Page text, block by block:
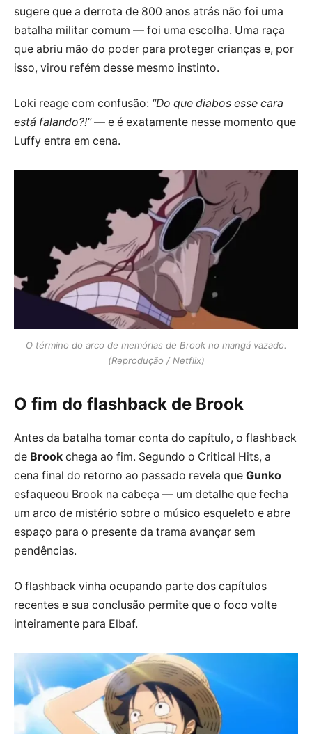
sugere que a derrota de 800 anos atrás não foi uma
batalha militar comum — foi uma escolha. Uma raça
que abriu mão do poder para proteger crianças e, por
isso, virou refém desse mesmo instinto.
Loki reage com confusão: “Do que diabos esse cara
está falando?!”— e é exatamente nesse momento que
Luffy entra em cena.
O término do arco de memórias de Brook no mangá vazado.
(Reprodução / Netflix)
O fim do flashback de Brook
Antes da batalha tomar conta do capítulo, o flashback
de Brook chega ao fim. Segundo o Critical Hits, a
cena final do retorno ao passado revela que Gunko
esfaqueou Brook na cabeça — um detalhe que fecha
um arco de mistério sobre o músico esqueleto e abre
espaço para o presente da trama avançar sem
pendências.
O flashback vinha ocupando parte dos capítulos
recentes e sua conclusão permite que o foco volte
inteiramente para Elbaf.